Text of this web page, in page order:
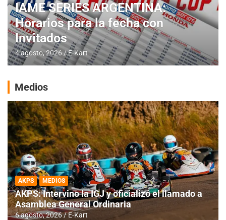
IAME SERIES ARGENTINA:
Horarios para la fecha con
Invitados
4 agosto, 2026 E-Kart
Medios
AKPS MEDIOS
AKPS: Intervino la IGJ y oficializó el llamado a
Asamblea General Ordinaria
6 agosto, 2026 E-Kart